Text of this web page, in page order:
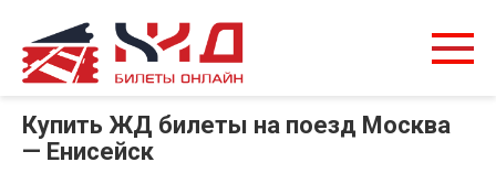
Купить ЖД билеты на поезд Москва
— Енисейск